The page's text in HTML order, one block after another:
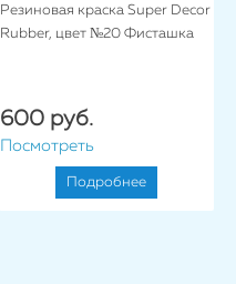
Резиновая краска Super Decor
Rubber, цвет №20 Фисташка
600 руб.
Посмотреть
Подробнее